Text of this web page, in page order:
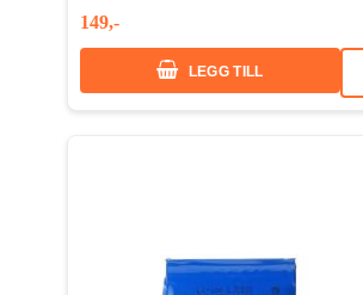
149,-
LEGG TILL